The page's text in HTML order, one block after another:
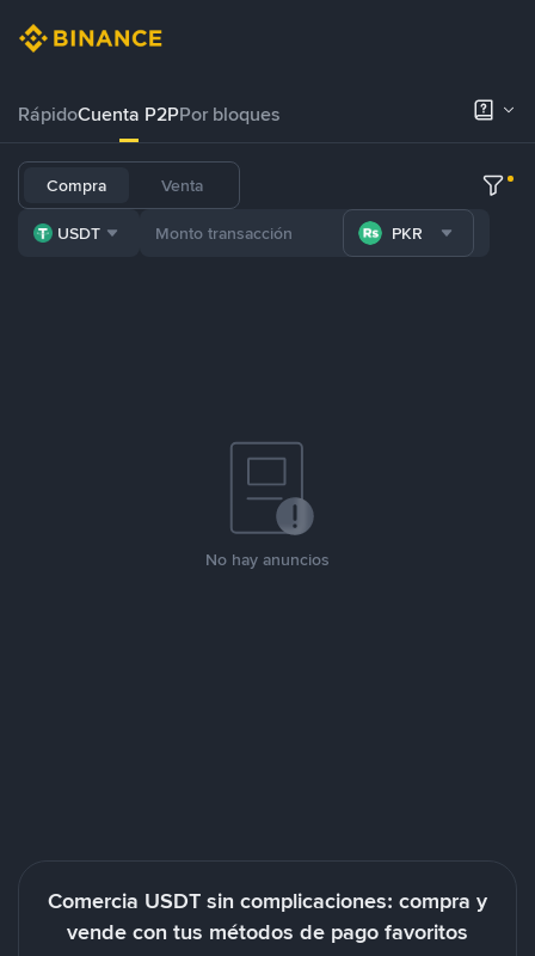
RápidoCuenta P2PPor bloques
Compra Venta
USDT PKR
No hay anuncios
Comercia USDT sin complicaciones: compra y
vende con tus métodos de pago favoritos